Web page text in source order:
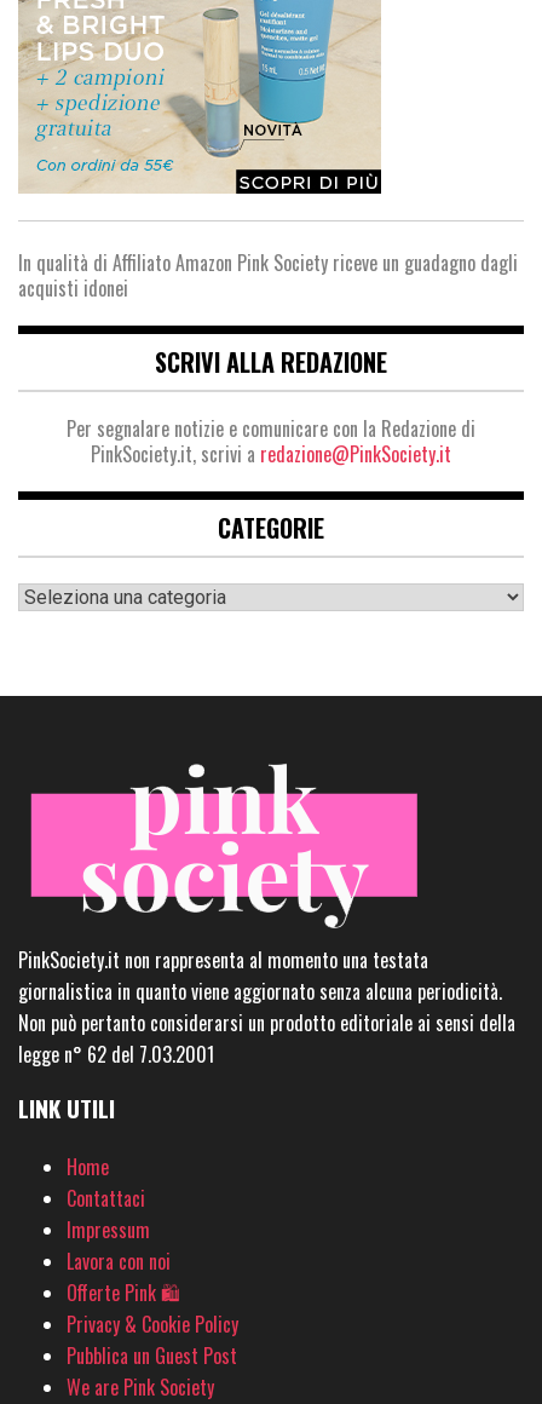
In qualità di Affiliato Amazon Pink Society riceve un guadagno dagli
acquisti idonei
SCRIVI ALLA REDAZIONE
Per segnalare notizie e comunicare con la Redazione di
PinkSociety.it, scrivi a redazione@PinkSociety.it
CATEGORIE
Categorie
PinkSociety.it non rappresenta al momento una testata
giornalistica in quanto viene aggiornato senza alcuna periodicità.
Non può pertanto considerarsi un prodotto editoriale ai sensi della
legge n° 62 del 7.03.2001
LINK UTILI
Home
Contattaci
Impressum
Lavora con noi
Offerte Pink 🛍
Privacy & Cookie Policy
Pubblica un Guest Post
We are Pink Society